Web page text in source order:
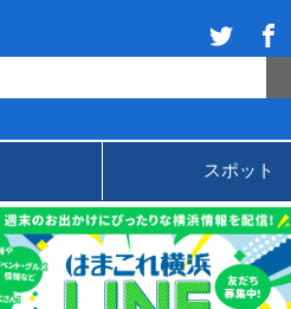
スポット